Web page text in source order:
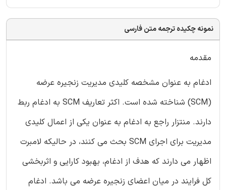
نمونه چکیده ترجمه متن فارسی
مقدمه
ادغام به عنوان مشخصه کلیدی مدیریت زنجیره عرضه
(SCM) شناخته شده است. اکثر تعاریف SCM به ادغام ربط
دارند. منتزار راجع به ادغام به عنوان یکی از اعمال کلیدی
مدیریت برای اجرای SCM بحث می کنند، در حالیکه لامبرت
اظهار می دارند که هدف از ادغام، بهبود کارایی و اثربخشی
کل فرایند در میان اعضای زنجیره عرضه می باشد. ادغام